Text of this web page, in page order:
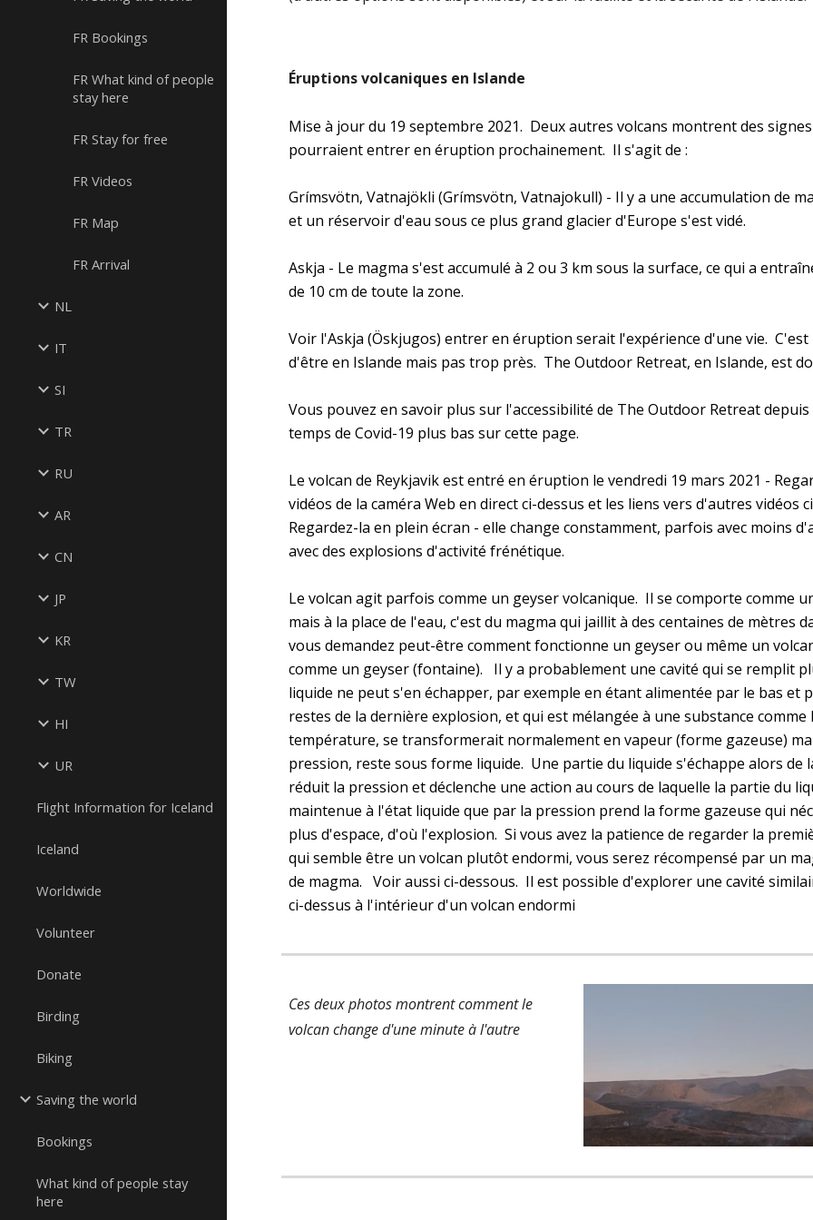
FR Bookings
FR What kind of people
stay here
FR Stay for free
FR Videos
FR Map
FR Arrival
NL
IT
SI
TR
RU
AR
CN
JP
KR
TW
HI
UR
Flight Information for Iceland
Iceland
Worldwide
Volunteer
Donate
Birding
Biking
Saving the world
Bookings
What kind of people stay
here
Éruptions volcaniques en Islande
Mise à jour du 19 septembre 2021.  Deux autres volcans montrent des
pourraient entrer en éruption prochainement.  Il s'agit de :
Grímsvötn, Vatnajökli (Grímsvötn, Vatnajokull) - Il y a une accumulation de
et un réservoir d'eau sous ce plus grand glacier d'Europe s'est vidé.
Askja - Le magma s'est accumulé à 2 ou 3 km sous la surface, ce qui a
de 10 cm de toute la zone.
Voir l'Askja (Öskjugos) entrer en éruption serait l'expérience d'une vie.
d'être en Islande mais pas trop près.  The Outdoor Retreat, en Islande, est
Vous pouvez en savoir plus sur l'accessibilité de The Outdoor Retreat
temps de Covid-19 plus bas sur cette page.
Le volcan de Reykjavik est entré en éruption le vendredi 19 mars 2021 -
vidéos de la caméra Web en direct ci-dessus et les liens vers d'autres vidéos
Regardez-la en plein écran - elle change constamment, parfois avec moins
avec des explosions d'activité frénétique.
Le volcan agit parfois comme un geyser volcanique.  Il se comporte comme
mais à la place de l'eau, c'est du magma qui jaillit à des centaines de mètres
vous demandez peut-être comment fonctionne un geyser ou même un
comme un geyser (fontaine).   Il y a probablement une cavité qui se remplit
liquide ne peut s'en échapper, par exemple en étant alimentée par le bas et
restes de la dernière explosion, et qui est mélangée à une substance comme
température, se transformerait normalement en vapeur (forme gazeuse)
pression, reste sous forme liquide.  Une partie du liquide s'échappe alors de
réduit la pression et déclenche une action au cours de laquelle la partie du
maintenue à l'état liquide que par la pression prend la forme gazeuse qui
plus d'espace, d'où l'explosion.  Si vous avez la patience de regarder la
qui semble être un volcan plutôt endormi, vous serez récompensé par un
de magma.   Voir aussi ci-dessous.  Il est possible d'explorer une cavité
ci-dessus à l'intérieur d'un volcan endormi
Ces deux photos montrent comment le
volcan change d'une minute à l'autre